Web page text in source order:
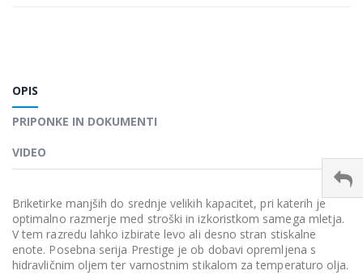
OPIS
PRIPONKE IN DOKUMENTI
VIDEO
Briketirke manjših do srednje velikih kapacitet, pri katerih je
optimalno razmerje med stroški in izkoristkom samega mletja.
V tem razredu lahko izbirate levo ali desno stran stiskalne
enote. Posebna serija Prestige je ob dobavi opremljena s
hidravličnim oljem ter varnostnim stikalom za temperaturo olja.